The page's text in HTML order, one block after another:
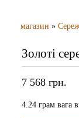
магазин »
Золоті
7 568 грн.
4.24 грам вага